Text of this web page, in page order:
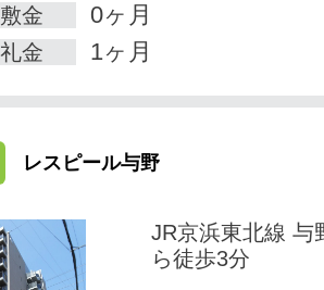
敷金 0ヶ月
礼金 1ヶ月
レスピール与野
JR京浜東北線 与
ら徒歩3分